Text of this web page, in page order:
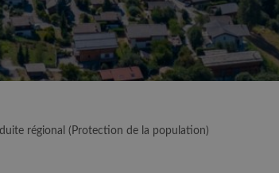
régional (Protection de la population)